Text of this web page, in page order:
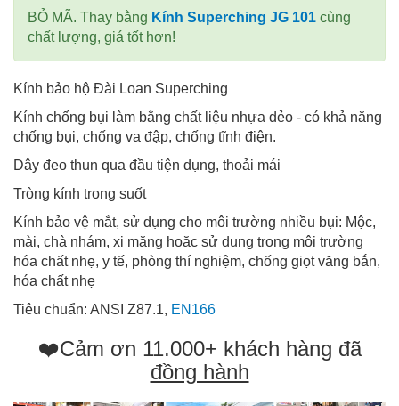
BỎ MÃ. Thay bằng Kính Superching JG 101 cùng
chất lượng, giá tốt hơn!
Kính bảo hộ Đài Loan Superching
Kính chống bụi làm bằng chất liệu nhựa dẻo - có khả năng
chống bụi, chống va đập, chống tĩnh điện.
Dây đeo thun qua đầu tiện dụng, thoải mái
Tròng kính trong suốt
Kính bảo vệ mắt, sử dụng cho môi trường nhiều bụi: Mộc,
mài, chà nhám, xi măng hoặc sử dụng trong môi trường
hóa chất nhẹ, y tế, phòng thí nghiệm, chống giọt văng bắn,
hóa chất nhẹ
Tiêu chuẩn: ANSI Z87.1, EN166
❤️Cảm ơn 11.000+ khách hàng đã
đồng hành